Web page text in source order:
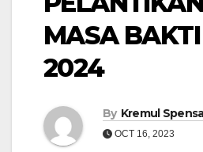
MASA
2024
By Kremul
OCT 16, 2023